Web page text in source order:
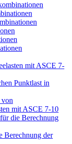
mit ASCE 7-
Punktlast in
von
mit ASCE 7-10
die Berechnung
Berechnung der